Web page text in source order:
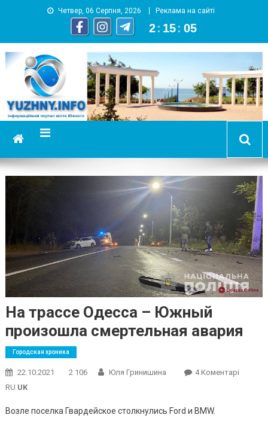
Четвер, 06 Серпня, 2026 Реклама на сайті
2 : 15 : 05
YUZHNY.INFO
информационный портал города Южный
На трассе Одесса – Южный
произошла смертельная авария
Городская хроника
22.10.2021 2 106 Юля Гринишина 4 КоментаріДо
RU UK
Возле поселка Гвардейское столкнулись Ford и BMW.